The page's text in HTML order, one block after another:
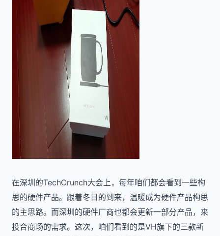
在深圳的TechCrunch大会上，每年咱们都会看到一些构
思的硬件产品。跟着冬日的到来，温暖成为硬件产品构思
的主思路。而深圳的硬件厂商也都会更新一部分产品，来
投合商场的需求。这次，咱们看到的是VH旗下的三款新